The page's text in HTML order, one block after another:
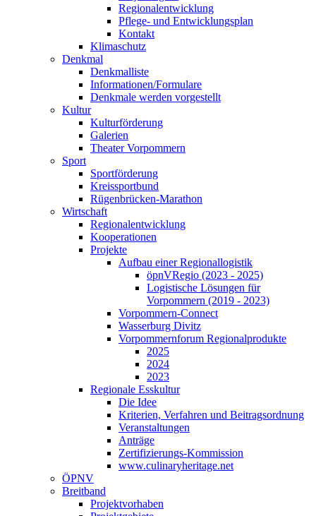
Regionalentwicklung
Pflege- und Entwicklungsplan
Kontakt
Klimaschutz
Denkmal
Denkmalliste
Informationen/Formulare
Denkmale werden vorgestellt
Kultur
Kulturförderung
Galerien
Theater Vorpommern
Sport
Sportförderung
Kreissportbund
Rügenbrücken-Marathon
Wirtschaft
Regionalentwicklung
Kooperationen
Projekte
Aufbau einer Regionallogistik
öpnVRegio (2023 - 2025)
Logistische Lösungen­ für
Vorpommern (2019 - 2023)
Vorpommern-Connect
Wasserburg Divitz
Vorpommernforum Regionalprodukte
2025
2024
2023
Regionale Esskultur
Die Idee
Kriterien, Verfahren und Beitragsordnung
Veranstaltungen
Anträge
Zertifizierungs-Kommission
www.culinaryheritage.net
ÖPNV
Breitband
Projektvorhaben